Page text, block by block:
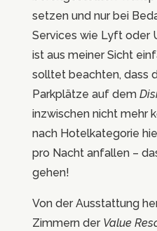
setzen und nur bei
Services wie Lyft oder
ist aus meiner Sicht
solltet beachten, dass
Parkplätze auf dem
inzwischen nicht mehr
nach Hotelkategorie
pro Nacht anfallen –
gehen!
Von der Ausstattung
Zimmern der Value